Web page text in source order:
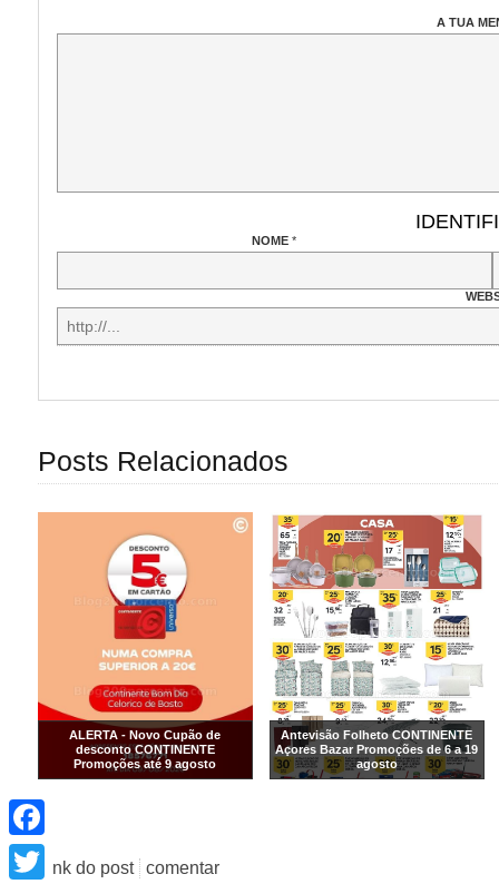
A TUA
NOME*
Posts Relacionados
ALERTA - Novo Cupão de
desconto CONTINENTE
Promoções até 9 agosto
Antevisão Folheto CONTINENTE
Açores Bazar Promoções de 6 a 19
agosto
link do post comentar